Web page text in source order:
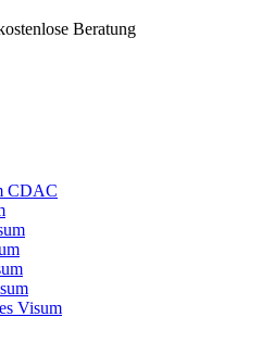
Beratung
CDAC
Visum